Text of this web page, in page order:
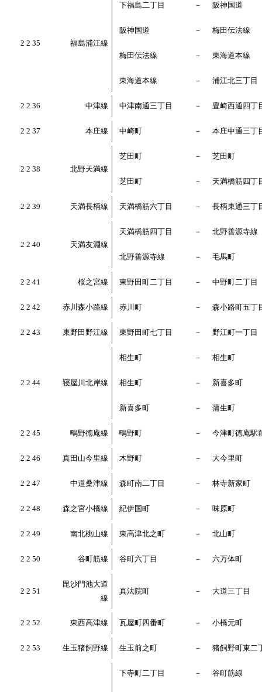
2 2 35 福島浦江線
下福島二丁目 － 阪神国道
阪神国道 － 梅田伝法線
梅田伝法線 － 東海道本線
東海道本線 － 浦江北三丁目
2 2 36 中津線 中津南通三丁目 － 豊崎西通四丁
2 2 37 本庄線 中崎町 － 本庄中通三丁
2 2 38 北野天満線
芝田町 － 芝田町
芝田町 － 天満橋筋四丁
2 2 39 天満長柄線 天満橋筋六丁目 － 長柄東通三丁
2 2 40 天満友淵線
天満橋筋四丁目 － 北野善源寺線
北野善源寺線 － 毛馬町
2 2 41 桜之宮線 東野田町二丁目 － 中野町二丁目
2 2 42 赤川森小路線 赤川町 － 森小路町五丁
2 2 43 東野田野江線 東野田町七丁目 － 野江町一丁目
2 2 44 寝屋川北岸線
相生町 － 相生町
相生町 － 新喜多町
新喜多町 － 蒲生町
2 2 45 鴫野徳庵線 鴫野町 － 今津町徳庵駅
2 2 46 真田山今里線 木野町 － 大今里町
2 2 47 中道桑津線 森町南二丁目 － 林寺新家町
2 2 48 森之宮小橋線 紀伊国町 － 味原町
2 2 49 南北桃山線 東高津北之町 － 北山町
2 2 50 谷町筋線 谷町六丁目 － 六万体町
2 2 51
毘沙門池大道
線
真法院町 － 大道三丁目
2 2 52 東西高津線 瓦屋町四番町 － 小橋元町
2 2 53 生玉猪飼野線 生玉前之町 － 猪飼野町東二
下寺町二丁目 － 谷町筋線